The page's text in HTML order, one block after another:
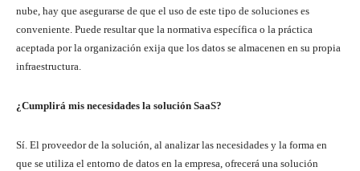
nube, hay que asegurarse de que el uso de este tipo de soluciones es
conveniente. Puede resultar que la normativa específica o la práctica
aceptada por la organización exija que los datos se almacenen en su propia
infraestructura.
¿Cumplirá mis necesidades la solución SaaS?
Sí. El proveedor de la solución, al analizar las necesidades y la forma en
que se utiliza el entorno de datos en la empresa, ofrecerá una solución